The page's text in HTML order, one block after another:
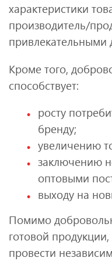
характеристики
производитель/
привлекательными
Кроме того,
способствует:
росту
бренду;
увеличению
заключению
оптовыми
выходу на
Помимо
готовой
провести